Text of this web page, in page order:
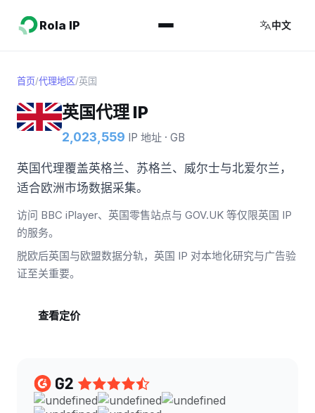
Rola IP 中文
首页/代理地区/英国
英国代理 IP
2,023,559 IP 地址 · GB
英国代理覆盖英格兰、苏格兰、威尔士与北爱尔兰，
适合欧洲市场数据采集。
访问 BBC iPlayer、英国零售站点与 GOV.UK 等仅限英国 IP
的服务。
脱欧后英国与欧盟数据分轨，英国 IP 对本地化研究与广告验
证至关重要。
查看定价